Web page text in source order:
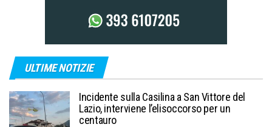
ULTIME NOTIZIE
Incidente sulla Casilina a San Vittore del
Lazio, interviene l’elisoccorso per un
centauro